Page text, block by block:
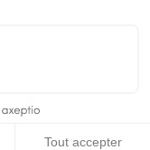
Tout accepter